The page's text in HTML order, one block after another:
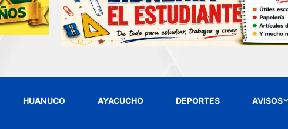
HUANUCO AYACUCHO DEPORTES AVISOS